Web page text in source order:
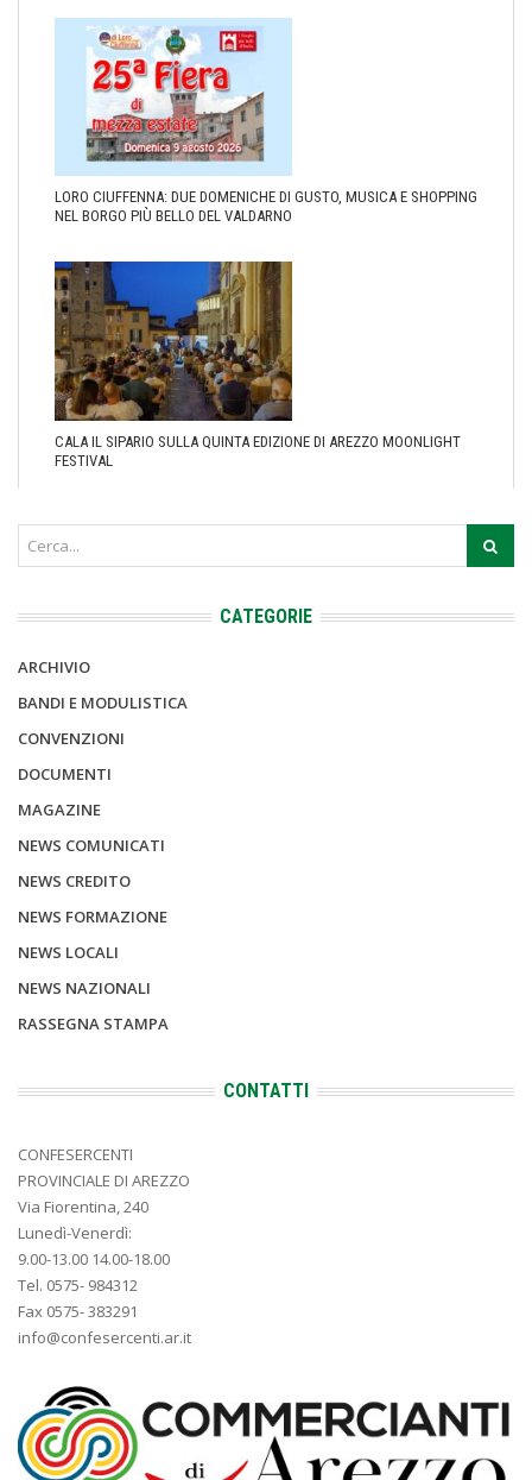
LORO CIUFFENNA: DUE DOMENICHE DI GUSTO, MUSICA E SHOPPING
NEL BORGO PIÙ BELLO DEL VALDARNO
CALA IL SIPARIO SULLA QUINTA EDIZIONE DI AREZZO MOONLIGHT
FESTIVAL
CATEGORIE
ARCHIVIO
BANDI E MODULISTICA
CONVENZIONI
DOCUMENTI
MAGAZINE
NEWS COMUNICATI
NEWS CREDITO
NEWS FORMAZIONE
NEWS LOCALI
NEWS NAZIONALI
RASSEGNA STAMPA
CONTATTI
CONFESERCENTI
PROVINCIALE DI AREZZO
Via Fiorentina, 240
Lunedì-Venerdì:
9.00-13.00 14.00-18.00
Tel. 0575- 984312
Fax 0575- 383291
info@confesercenti.ar.it